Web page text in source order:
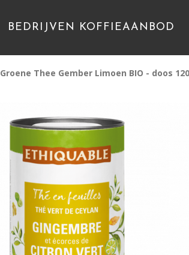
BEDRIJVEN KOFFIEAANBOD
Groene Thee Gember Limoen BIO - doos